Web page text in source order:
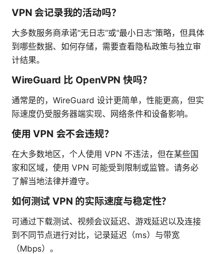
VPN 会记录我的活动吗？
大多数服务商承诺“无日志”或“最小日志”策略，但具体
到哪些数据、如何存储，需要查看隐私政策与独立审
计结果。
WireGuard 比 OpenVPN 快吗？
通常是的，WireGuard 设计更简单，性能更高，但实
际速度仍受服务器端实现、网络条件和设备影响。
使用 VPN 会不会违规？
在大多数地区，个人使用 VPN 不违法，但在某些国
家和区域，使用 VPN 可能受到限制或监管。请务必
了解当地法律并遵守。
如何测试 VPN 的实际速度与稳定性？
可通过下载测试、视频会议延迟、游戏延迟以及连接
到不同节点进行对比，记录延迟（ms）与带宽
（Mbps）。